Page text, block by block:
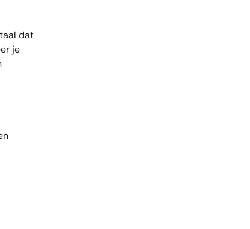
dat
je